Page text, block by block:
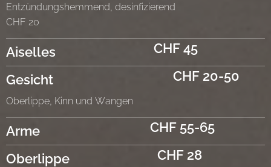
Entzündungshemmend, desinfizierend
CHF 20
Aiselles
CHF 45
Gesicht
Oberlippe, Kinn und Wangen
CHF 20-50
Arme
CHF 55-65
Oberlippe
CHF 28